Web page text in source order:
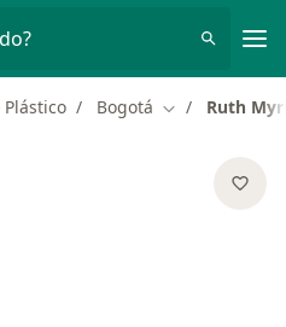
Bogotá Cambiar de
Ruth